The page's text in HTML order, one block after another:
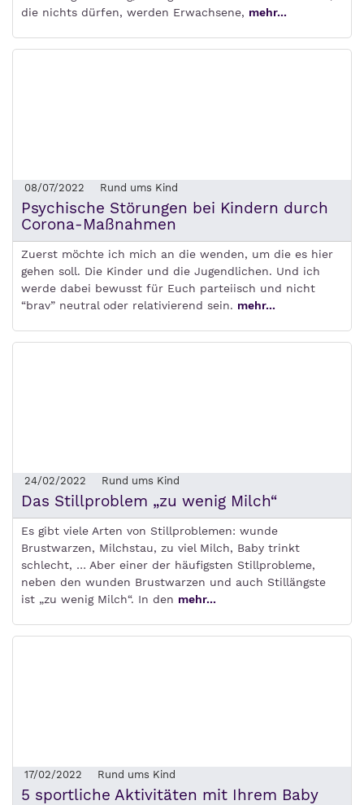
die nichts dürfen, werden Erwachsene, mehr...
08/07/2022 Rund ums Kind
Psychische Störungen bei Kindern durch
Corona-Maßnahmen
Zuerst möchte ich mich an die wenden, um die es hier
gehen soll. Die Kinder und die Jugendlichen. Und ich
werde dabei bewusst für Euch parteiisch und nicht
“brav” neutral oder relativierend sein. mehr...
24/02/2022 Rund ums Kind
Das Stillproblem „zu wenig Milch“
Es gibt viele Arten von Stillproblemen: wunde
Brustwarzen, Milchstau, zu viel Milch, Baby trinkt
schlecht, … Aber einer der häufigsten Stillprobleme,
neben den wunden Brustwarzen und auch Stillängste
ist „zu wenig Milch“. In den mehr...
17/02/2022 Rund ums Kind
5 sportliche Aktivitäten mit Ihrem Baby